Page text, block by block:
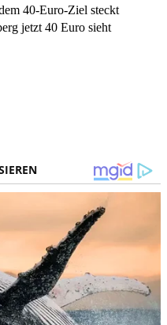
40-Euro-Ziel steckt
jetzt 40 Euro sieht